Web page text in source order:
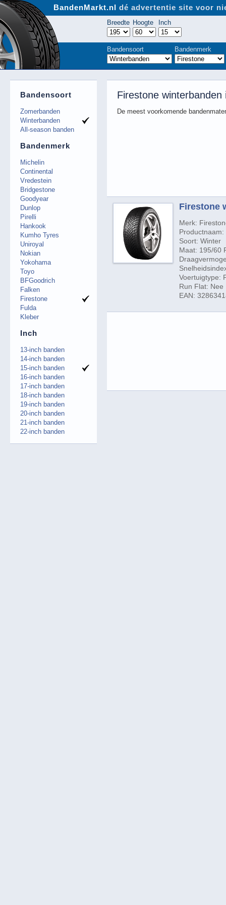
Firestone
De meest voorkomende
Firestone
Merk:
Soort: Winter
Maat: 195/60
Voertuigtype:
Run Flat: Nee
EAN:
Bandensoort
Zomerbanden
Winterbanden
All-season banden
Bandenmerk
Michelin
Continental
Vredestein
Bridgestone
Goodyear
Dunlop
Pirelli
Hankook
Kumho Tyres
Uniroyal
Nokian
Yokohama
Toyo
BFGoodrich
Falken
Firestone
Fulda
Kleber
Inch
13-inch banden
14-inch banden
15-inch banden
16-inch banden
17-inch banden
18-inch banden
19-inch banden
20-inch banden
21-inch banden
22-inch banden
BandenMarkt.nl dé advertentie site voor
Breedte Hoogte Inch
Bandensoort Bandenmerk